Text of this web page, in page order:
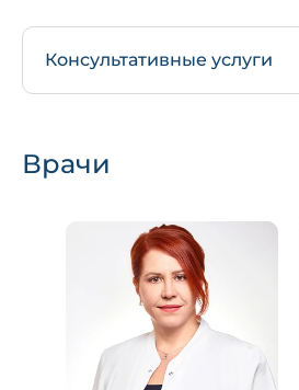
Консультативные услуги
Врачи